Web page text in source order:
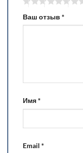
Ваш отзыв *
Имя*
Email *